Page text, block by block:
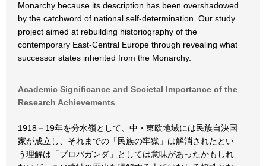
Monarchy because its description has been overshadowed
by the catchword of national self-determination. Our study
project aimed at rebuilding historiography of the
contemporary East-Central Europe through revealing what
successor states inherited from the Monarchy.
Academic Significance and Societal Importance of the
Research Achievements
1918－19年を分水嶺として、中・東欧地域には民族自決国
家が成立し、それまでの「民族の牢獄」は解消されたとい
う理解は「プロパガンダ」としては意味があったかもしれ